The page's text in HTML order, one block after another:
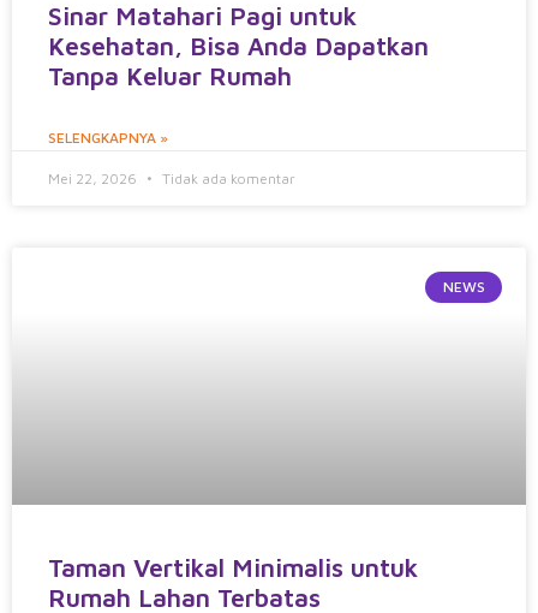
Sinar Matahari Pagi untuk
Kesehatan, Bisa Anda Dapatkan
Tanpa Keluar Rumah
SELENGKAPNYA »
Mei 22, 2026 Tidak ada komentar
NEWS
Taman Vertikal Minimalis untuk
Rumah Lahan Terbatas